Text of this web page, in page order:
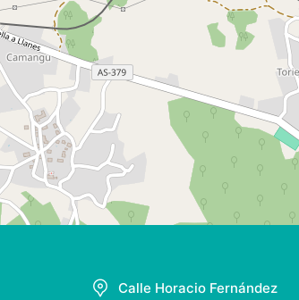
Calle Horacio Fernández